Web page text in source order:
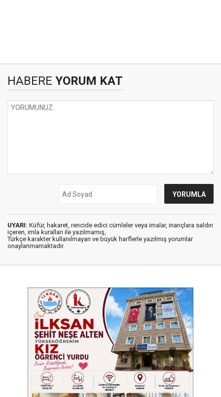
HABERE YORUM KAT
UYARI: Küfür, hakaret, rencide edici cümleler veya imalar, inançlara saldırı
içeren, imla kuralları ile yazılmamış,
Türkçe karakter kullanılmayan ve büyük harflerle yazılmış yorumlar
onaylanmamaktadır.